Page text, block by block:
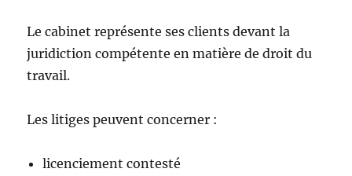
Le cabinet représente ses clients devant la
juridiction compétente en matière de droit du
travail.
Les litiges peuvent concerner :
licenciement contesté